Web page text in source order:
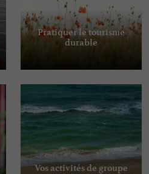
Pratiquer le tourisme
durable
Vos activités de groupe